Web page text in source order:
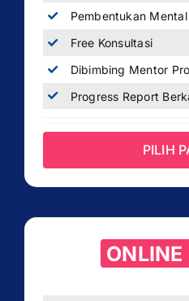
Pembentukan
Free Konsultasi
Dibimbing Mentor
Progress Report
PILIH